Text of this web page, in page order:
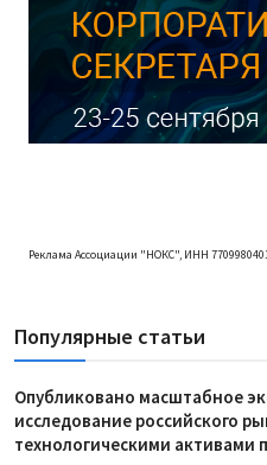
Реклама Ассоциации "НОКС", ИНН
Популярные статьи
Опубликовано масштабное
исследование российского
технологическими активами